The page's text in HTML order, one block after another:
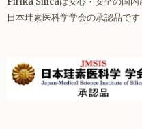
日本珪素医科学学会の承認品です